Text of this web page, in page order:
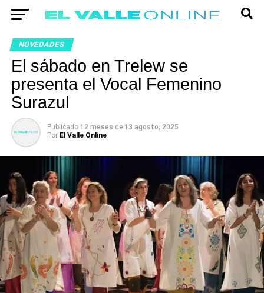
NOVEDADES
El sábado en Trelew se
presenta el Vocal Femenino
Surazul
Publicado 12 meses de 13 agosto, 2025
Por El Valle Online